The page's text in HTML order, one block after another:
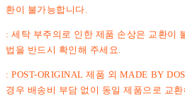
환이 불가능합니다.
: 세탁 부주의로 인한 제품 손상은 교환이
법을 반드시 확인해 주세요.
: POST-ORIGINAL 제품 외 MADE BY
경우 배송비 부담 없이 동일 제품으로 교환